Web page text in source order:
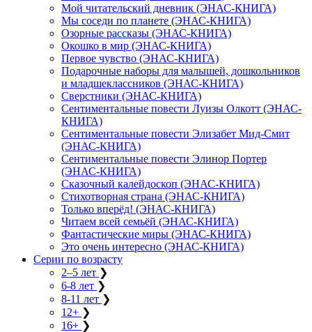
Мой читательский дневник (ЭНАС-КНИГА)
Мы соседи по планете (ЭНАС-КНИГА)
Озорные рассказы (ЭНАС-КНИГА)
Окошко в мир (ЭНАС-КНИГА)
Первое чувство (ЭНАС-КНИГА)
Подарочные наборы для малышей, дошкольников
и младшеклассников (ЭНАС-КНИГА)
Сверстники (ЭНАС-КНИГА)
Сентиментальные повести Луизы Олкотт (ЭНАС-
КНИГА)
Сентиментальные повести Элизабет Мид-Смит
(ЭНАС-КНИГА)
Сентиментальные повести Элинор Портер
(ЭНАС-КНИГА)
Сказочный калейдоскоп (ЭНАС-КНИГА)
Стихотворная страна (ЭНАС-КНИГА)
Только вперёд! (ЭНАС-КНИГА)
Читаем всей семьёй (ЭНАС-КНИГА)
Фантастические миры (ЭНАС-КНИГА)
Это очень интересно (ЭНАС-КНИГА)
Серии по возрасту
2–5 лет ❯
6-8 лет ❯
8-11 лет ❯
12+ ❯
16+ ❯